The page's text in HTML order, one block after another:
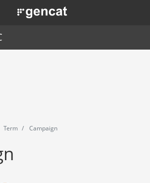
Skip
to
. Obre en una nova finestra.
Term Campaign